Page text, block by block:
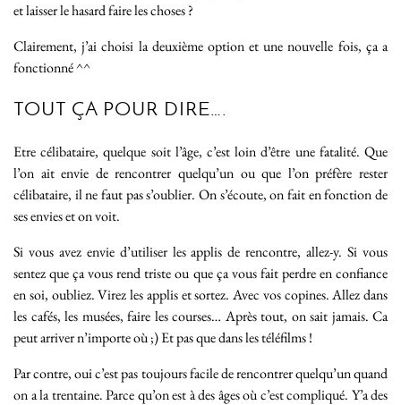
et laisser le hasard faire les choses ?
Clairement, j’ai choisi la deuxième option et une nouvelle fois, ça a
fonctionné ^^
TOUT ÇA POUR DIRE….
Etre célibataire, quelque soit l’âge, c’est loin d’être une fatalité. Que
l’on ait envie de rencontrer quelqu’un ou que l’on préfère rester
célibataire, il ne faut pas s’oublier. On s’écoute, on fait en fonction de
ses envies et on voit.
Si vous avez envie d’utiliser les applis de rencontre, allez-y. Si vous
sentez que ça vous rend triste ou que ça vous fait perdre en confiance
en soi, oubliez. Virez les applis et sortez. Avec vos copines. Allez dans
les cafés, les musées, faire les courses… Après tout, on sait jamais. Ca
peut arriver n’importe où ;) Et pas que dans les téléfilms !
Par contre, oui c’est pas toujours facile de rencontrer quelqu’un quand
on a la trentaine. Parce qu’on est à des âges où c’est compliqué. Y’a des